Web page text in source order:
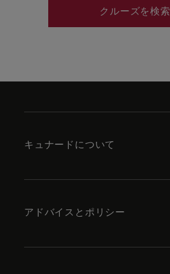
クルーズを検索
キュナードについて
アドバイスとポリシー